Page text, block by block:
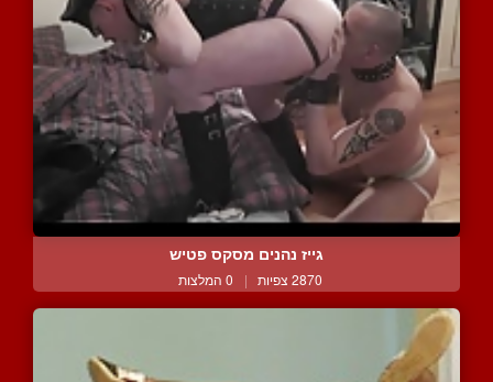
גייז נהנים מסקס פטיש
2870 צפיות | 0 המלצות